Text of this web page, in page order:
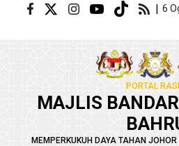
Langkau ke kandungan utama | 6
PORTAL
MAJLIS
MEMPERKUKUH DAYA TAHAN